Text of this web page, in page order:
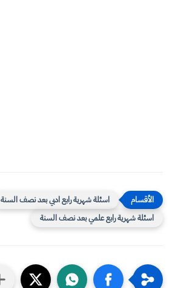
اسئلة شهرية رابع ادبي بعد نصف السنة
اسئلة شهرية رابع علمي بعد نصف السنة